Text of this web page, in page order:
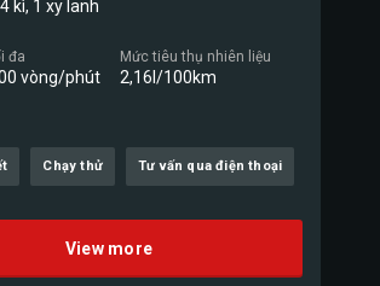
4 kì, 1 xy lanh
đa
vòng/phút
Mức tiêu thụ nhiên liệu
2,16l/100km
Chạy thử Tư vấn qua điện thoại
View more